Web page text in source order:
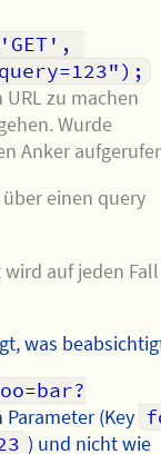
zu machen
Wurde
Anker
einen query
auf jeden Fall
was
(Key
) und nicht wie